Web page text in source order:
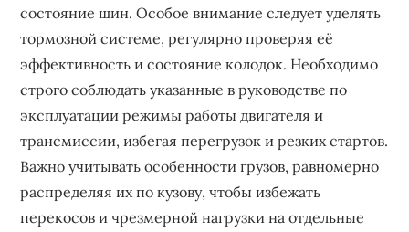
состояние шин. Особое внимание следует уделять
тормозной системе, регулярно проверяя её
эффективность и состояние колодок. Необходимо
строго соблюдать указанные в руководстве по
эксплуатации режимы работы двигателя и
трансмиссии, избегая перегрузок и резких стартов.
Важно учитывать особенности грузов, равномерно
распределяя их по кузову, чтобы избежать
перекосов и чрезмерной нагрузки на отдельные